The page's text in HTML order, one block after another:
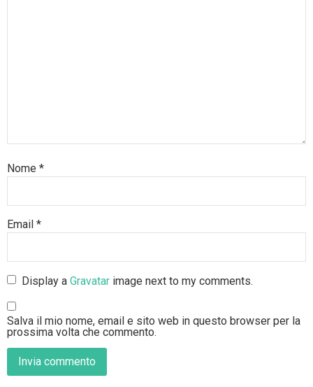
Nome *
Email *
Display aGravatar image next to my comments.
Salva il mio nome, email e sito web in questo browser per la
prossima volta che commento.